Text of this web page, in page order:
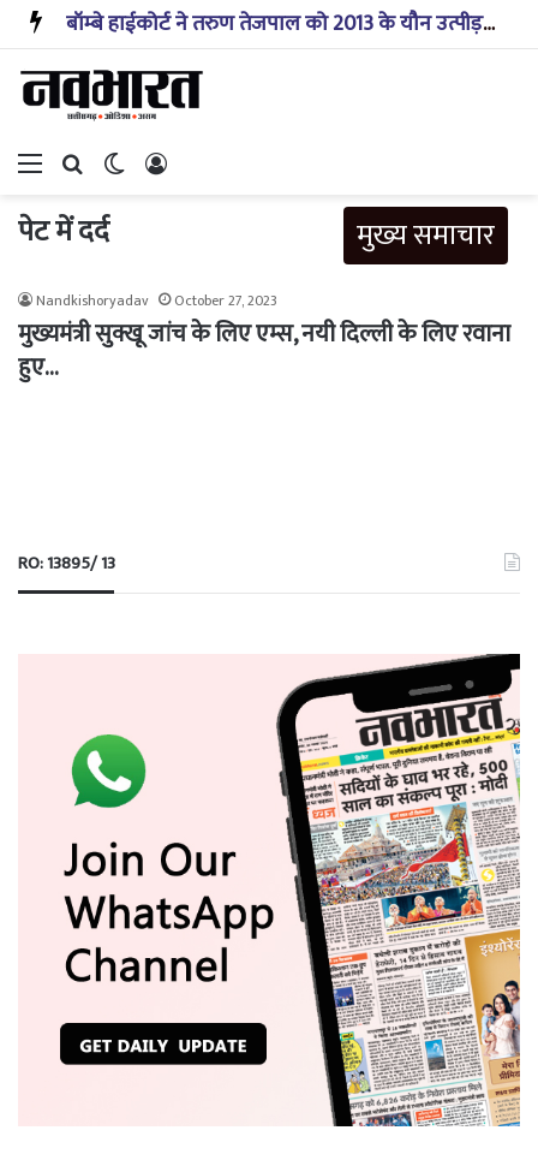
बॉम्बे हाईकोर्ट ने तरुण तेजपाल को 2013 के यौन उत्पीड़न केस में दोषी ठहराया, बरी करने का फैसला रद्द
Menu Search forSwitch skin
पेट में दर्द मुख्य समाचार
Nandkishoryadav October 27, 2023
मुख्यमंत्री सुक्खू जांच के लिए एम्स, नयी दिल्ली के लिए रवाना
हुए…
RO: 13895/ 13